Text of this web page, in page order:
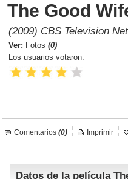
TV
Música
Un día como hoy
Iniciar sesión
The Good
(2009) CBS Television
Ver: Fotos (0)
Los usuarios votaron:
Comentarios (0) Imprimir
Datos de la película